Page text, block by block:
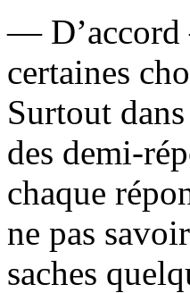
—
certaines
Surtout
des demi-
chaque
ne pas
saches